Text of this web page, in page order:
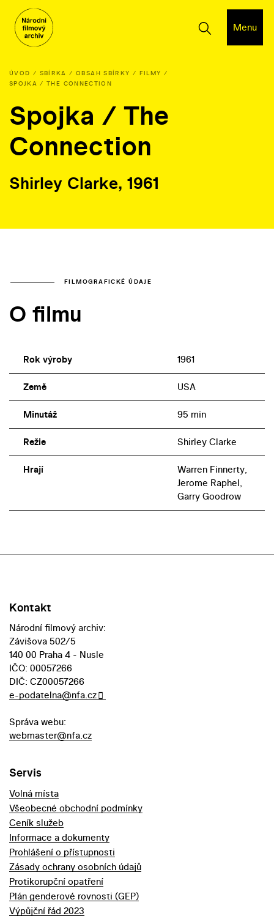
Menu
ÚVOD SBÍRKA OBSAH SBÍRKY
FILMY
SPOJKA / THE CONNECTION
Spojka / The
Connection
Shirley Clarke, 1961
FILMOGRAFICKÉ ÚDAJE
O filmu
Rok výroby 1961
Země USA
Minutáž 95 min
Režie Shirley Clarke
Hrají
Warren Finnerty,
Jerome Raphel,
Garry Goodrow
Kontakt
Národní filmový archiv:
Závišova 502/5
140 00 Praha 4 - Nusle
IČO: 00057266
DIČ: CZ00057266
e-podatelna@nfa.cz
Správa webu:
webmaster@nfa.cz
Servis
Volná místa
Všeobecné obchodní podmínky
Ceník služeb
Informace a dokumenty
Prohlášení o přístupnosti
Zásady ochrany osobních údajů
Protikorupční opatření
Plán genderové rovnosti (GEP)
Výpůjční řád 2023